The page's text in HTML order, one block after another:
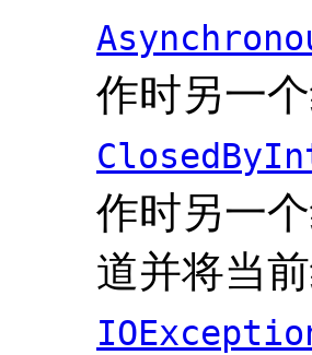
作时另一
作时另一
道并将当